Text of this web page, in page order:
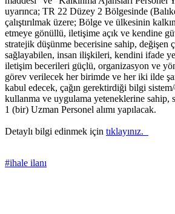
uyarınca; TR 22 Düzey 2 Bölgesinde
çalıştırılmak üzere; Bölge ve ülkesinin
etmeye gönüllü, iletişime açık ve kendine
stratejik düşünme becerisine sahip, değişen
sağlayabilen, insan ilişkileri, kendini ifade
iletişim becerileri güçlü, organizasyon ve
görev verilecek her birimde ve her iki ilde
kabul edecek, çağın gerektirdiği bilgi sistem/
kullanma ve uygulama yeteneklerine sahip,
1 (bir) Uzman Personel alımı yapılacak.
Detaylı bilgi edinmek için tıklayınız.
#ihale ilanı